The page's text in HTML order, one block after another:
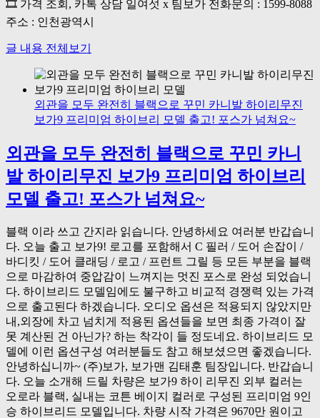
🎞 가격 조회, 카톡 상담 일여섯 x 팀보가 전화문의 : 1599-8088
주소 : 인천광역시
글 내용 전체보기
외관을 모두 완전히 블랙으로 꾸민 카니발 하이리무진
보가9 프리미엄 하이브리 모델 출고! 포스가 넘쳐요~
외관을 모두 완전히 블랙으로 꾸민 카니
발 하이리무진 보가9 프리미엄 하이브리
모델 출고! 포스가 넘쳐요~
블랙 이라 쓰고 간지라 읽습니다. 안녕하세요 여러분 반갑습니
다. 오늘 출고 보가9! 로고를 포함해서 C 필러 / 도어 손잡이 /
바디킷 / 도어 클래딩 / 로고 / 프런트 그릴 등 모든 부분을 블랙
으로 마감하여 중압감이 느껴지는 멋진 포스로 완성 되었습니
다. 하이브리드 모델임에도 불구하고 비교적 경쟁력 있는 가격
으로 출고된다 하겠습니다. 오디오 옵션은 적용되지 않았지만
내,외장에 차고 넘치게 적용된 옵션들을 보면 최종 가격이 잘
못 계산된 건 아닌가? 하는 착각이 들 정도네요. 하이브리드 모
델에 이런 옵션구성 여러분들도 참고 해보셨으면 좋겠습니다.
안녕하십니까~ (주)보가, 보가맨 김태훈 팀장입니다. 반갑습니
다. 오늘 소개해 드릴 차량은 보가9 하이 리무진 외부 컬러는
오로라 블랙, 실내는 코튼 베이지 컬러로 구성된 프리미엄 9인
승 하이브리드 모델입니다. 차량 시작 가격은 9670만 원이고